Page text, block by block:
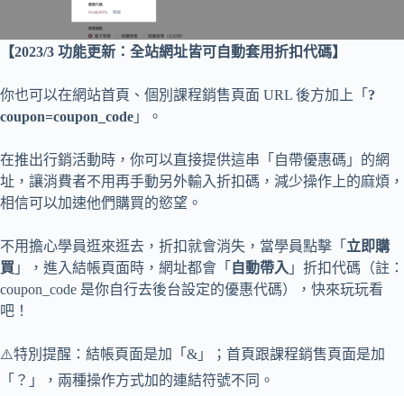
【2023/3 功能更新：全站網址皆可自動套用折扣代碼】
你也可以在網站首頁、個別課程銷售頁面 URL 後方加上「 ?
coupon=coupon_code 」。
在推出行銷活動時，你可以直接提供這串「自帶優惠碼」的網
址，讓消費者不用再手動另外輸入折扣碼，減少操作上的麻煩，
相信可以加速他們購買的慾望。
不用擔心學員逛來逛去，折扣就會消失，當學員點擊「 立即購
買 」，進入結帳頁面時，網址都會「 自動帶入 」折扣代碼（註：
coupon_code 是你自行去後台設定的優惠代碼），快來玩玩看
吧！
⚠️特別提醒：結帳頁面是加「&」；首頁跟課程銷售頁面是加
「？」，兩種操作方式加的連結符號不同。